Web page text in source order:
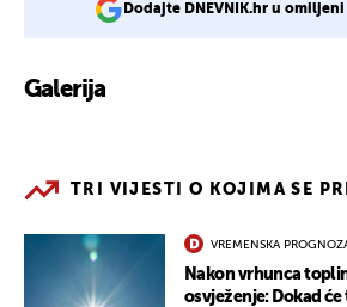
Dodajte DNEVNIK.hr u
Galerija
TRI VIJESTI O KOJIMA SE
VREMENSKA
Nakon vrhunca
osvježenje: Dokad